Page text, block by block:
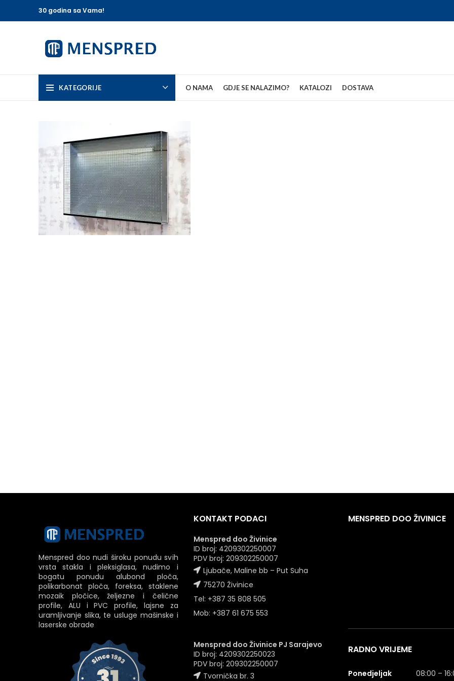
30 godina sa Vama!
KATEGORIJE O NAMA GDJE SE NALAZIMO? KATALOZI DOSTAVA
Menspred doo nudi široku ponudu svih
vrsta stakla i pleksiglasa, nudimo i
bogatu ponudu alubond ploča,
polikarbonat ploča, foreksa, staklene
mozaik pločice, željezne i čelične
profile, ALU i PVC profile, lajsne za
uramljivanje slika, te usluge mašinske i
laserske obrade
KONTAKT PODACI
Menspred doo Živinice
ID broj: 4209302250007
PDV broj: 209302250007
Ljubače, Maline bb – Put Suha
75270 Živinice
Tel: +387 35 808 505
Mob: +387 61 675 553
Menspred doo Živinice PJ Sarajevo
ID broj: 4209302250023
PDV broj: 209302250007
Tvornička br. 3
MENSPRED DOO ŽIVINICE
RADNO VRIJEME
Ponedjeljak 08:00 –